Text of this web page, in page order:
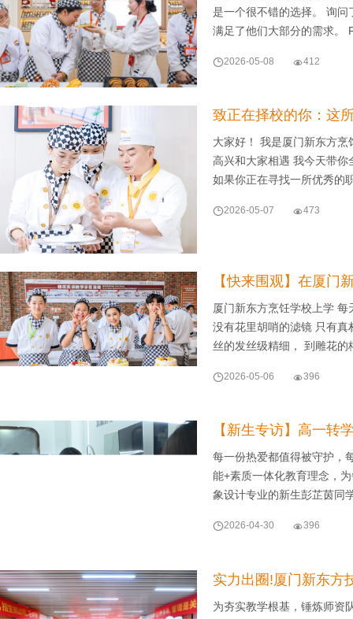
是一个很不错的选择。 询
满足了他们大部分的需求
2026-05-08 412
致正在择校的你：这
大家好！ 我是厦门新东方
高兴和大家相遇 我今天带
如果你正在寻找一所优秀
2026-05-07 473
【快来围观】在厦门
厦门新东方烹饪学校上学
没有花里胡哨的滤镜 只有
丝的发丝级精细， 到雕花
2026-05-06 396
【新生专访】高一转
每一份热爱都值得被守护，
能+素质一体化教育理念，
象设计专业的新生彭芷茵
2026-04-30 396
实力出圈!厦门新东方
为夯实教学根基，锤炼师资